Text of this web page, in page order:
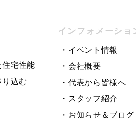
宅性能
込む
インフォメーショ
・イベント情報
・会社概要
・代表から皆様へ
・スタッフ紹介
・お知らせ＆ブログ